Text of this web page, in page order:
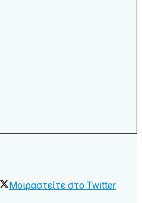
Μοιραστείτε στο Twitter